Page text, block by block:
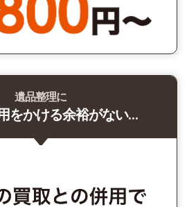
遺品整理に
をかける余裕がない…